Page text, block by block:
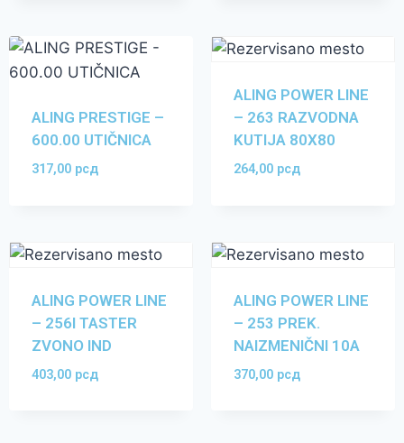
ALING PRESTIGE –
600.00 UTIČNICA
317,00 рсд
ALING POWER LINE
– 263 RAZVODNA
KUTIJA 80X80
264,00 рсд
ALING POWER LINE
– 256I TASTER
ZVONO IND
403,00 рсд
ALING POWER LINE
– 253 PREK.
NAIZMENIČNI 10A
370,00 рсд